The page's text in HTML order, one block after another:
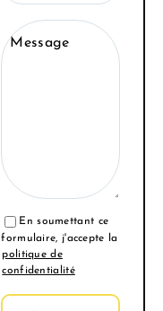
Message
En soumettant ce
formulaire, j'accepte la
politique de
confidentialité